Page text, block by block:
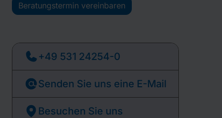
Beratungstermin vereinbaren
+49 531 24254-0
Senden Sie uns eine E-Mail
Besuchen Sie uns